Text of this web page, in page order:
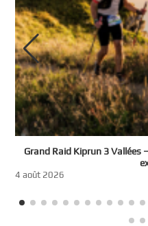
Grand Raid Kiprun 3 Vallées
4 août 2026